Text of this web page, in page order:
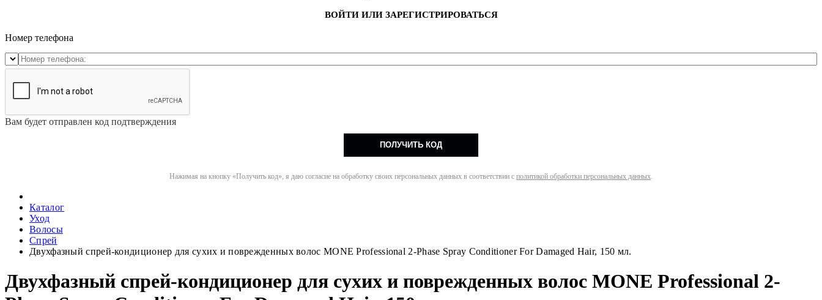
ВОЙТИ ИЛИ ЗАРЕГИСТРИРОВАТЬСЯ
Номер телефона
Вам будет отправлен код подтверждения
ПОЛУЧИТЬ КОД
Нажимая на кнопку «Получить код», я даю согласие на обработку своих персональных данных в соответствии с политикой обработки персональных данных.
Каталог
Уход
Волосы
Спрей
Двухфазный спрей-кондиционер для сухих и поврежденных волос MONE Professional 2-Phase Spray Conditioner For Damaged Hair, 150 мл.
Двухфазный спрей-кондиционер для сухих и поврежденных волос MONE Professional 2-